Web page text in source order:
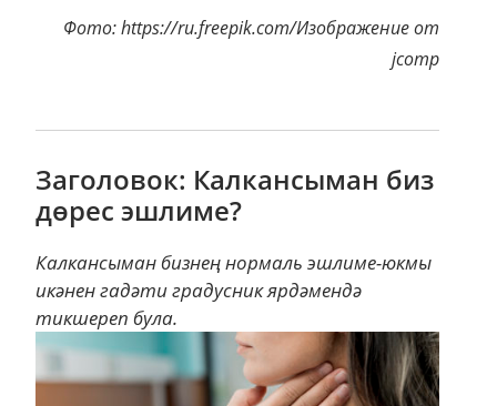
Фото: https://ru.freepik.com/Изображение от
jcomp
Заголовок: Калкансыман биз
дөрес эшлиме?
Калкансыман бизнең нормаль эшлиме-юкмы
икәнен гадәти градусник ярдәмендә
тикшереп була.